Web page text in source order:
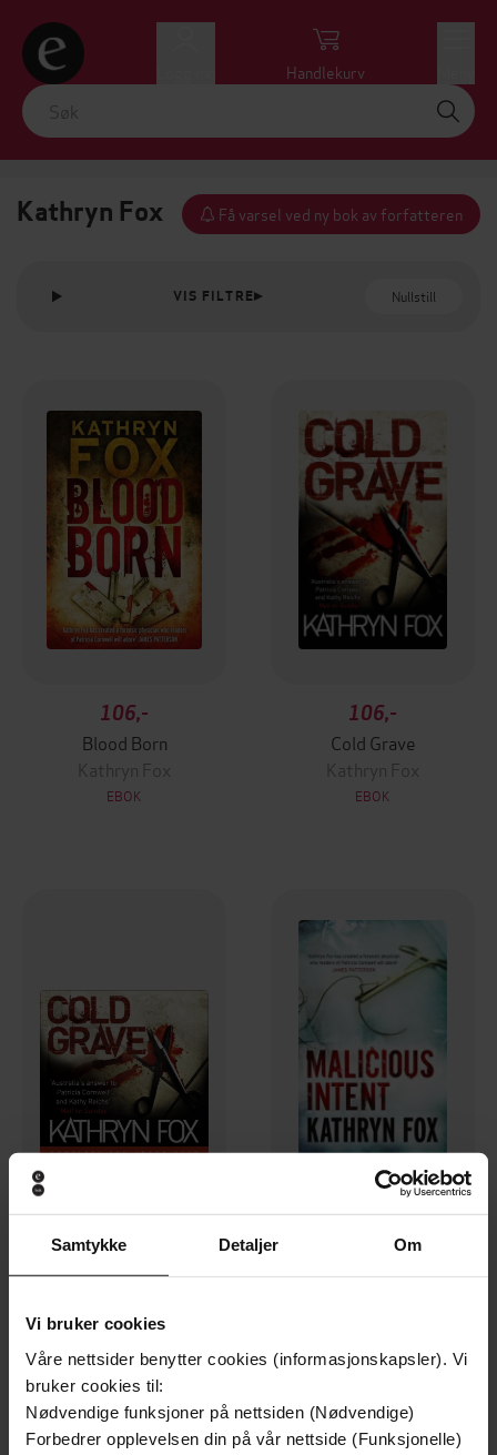
Samtykke Detaljer Om
Vi bruker cookies
Våre nettsider benytter cookies (informasjonskapsler). Vi
bruker cookies til:
Nødvendige funksjoner på nettsiden (Nødvendige)
Forbedrer opplevelsen din på vår nettside (Funksjonelle)
Handlekurv
Kathryn Fox Få varsel ved ny bok av forfatteren
VIS FILTRE Nullstill
106,-
Blood Born
Kathryn Fox
EBOK
106,-
Cold Grave
Kathryn Fox
EBOK
177,-
Cold Grave
Kathryn Fox
130,-
Malicious Intent
Kathryn Fox